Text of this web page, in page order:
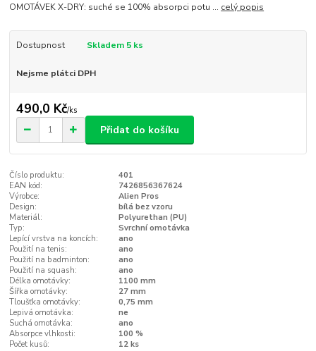
OMOTÁVEK X-DRY: suché se 100% absorpci potu ... celý popis
Dostupnost Skladem 5 ks
Nejsme plátci DPH
490,0 Kč/ks
Přidat do košíku
Číslo produktu:
401
EAN kód:
7426856367624
Výrobce:
Alien Pros
Design:
bílá bez vzoru
Materiál:
Polyurethan (PU)
Typ:
Svrchní omotávka
Lepící vrstva na koncích:
ano
Použití na tenis:
ano
Použití na badminton:
ano
Použití na squash:
ano
Délka omotávky:
1100 mm
Šířka omotávky:
27 mm
Tloušťka omotávky:
0,75 mm
Lepivá omotávka:
ne
Suchá omotávka:
ano
Absorpce vlhkosti:
100 %
Počet kusů:
12 ks